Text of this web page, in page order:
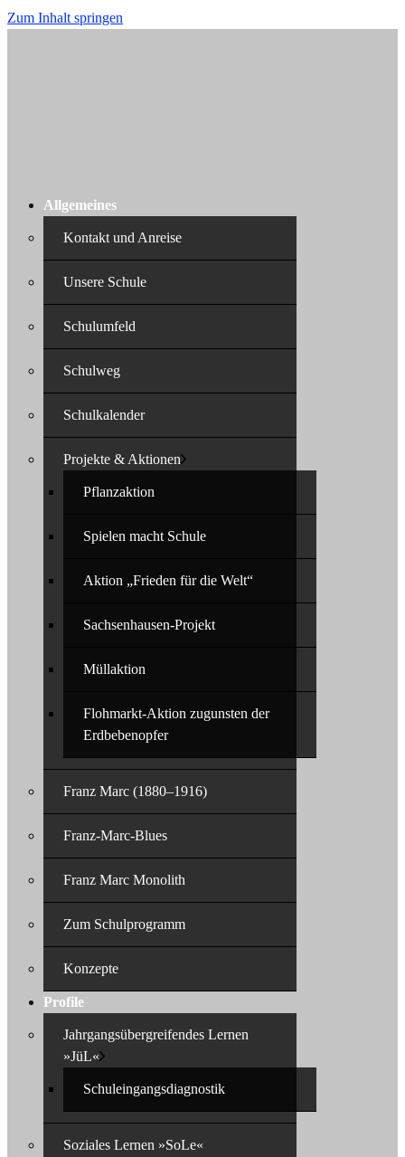
Zum Inhalt springen
Allgemeines
Kontakt und Anreise
Unsere Schule
Schulumfeld
Schulweg
Schulkalender
Projekte & Aktionen
Pflanzaktion
Spielen macht Schule
Aktion „Frieden für die Welt“
Sachsenhausen-Projekt
Müllaktion
Flohmarkt-Aktion zugunsten der
Erdbebenopfer
Franz Marc (1880–1916)
Franz-Marc-Blues
Franz Marc Monolith
Zum Schulprogramm
Konzepte
Profile
Jahrgangsübergreifendes Lernen
»JüL«
Schuleingangsdiagnostik
Soziales Lernen »SoLe«